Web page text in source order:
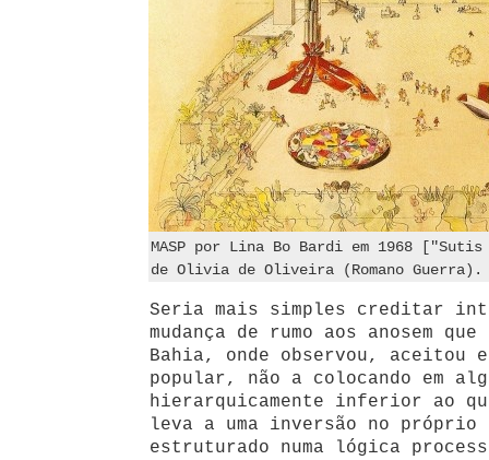
MASP por Lina Bo Bardi em 1968
de Olivia de Oliveira (Romano Guerra).
Seria mais simples creditar
mudança de rumo aos anosem
Bahia, onde observou, aceitou
popular, não a colocando em
hierarquicamente inferior ao
leva a uma inversão no
estruturado numa lógica